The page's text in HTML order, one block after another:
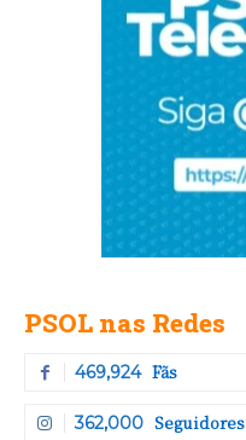
PSOL nas Redes
469,924 Fãs
362,000 Seguidores